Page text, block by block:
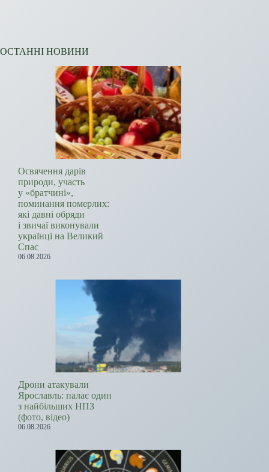
ОСТАННІ НОВИНИ
Освячення дарів
природи, участь
у «братчині»,
поминання померлих:
які давні обряди
і звичаї виконували
українці на Великий
Спас
06.08.2026
Дрони атакували
Ярославль: палає один
з найбільших НПЗ
(фото, відео)
06.08.2026